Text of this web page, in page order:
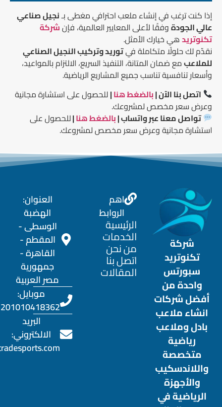
إذا كنت ترغب في إنشاء ملعب احترافي مغطى بـنجيل صناعي
عالي الجودةوفقًا لأعلى المعايير العالمية، فإنشركة
تكنوتريدهي خيارك الأمثل.
نقدّم لك حلولًا متكاملة فيتوريد وتركيب النجيل الصناعي
للملاعبمع ضمان المتانة، التنفيذ السريع، الالتزام بالمواعيد،
وأسعار تنافسية تناسب جميع المشاريع الرياضية.
اتصل بنا الآن |بالضغط هنا|للحصول على استشارة مجانية
وعرض سعر مخصص لمشروعك.
تواصل معنا عبر واتساب |بالضغط هنا|للحصول على
استشارة مجانية وعرض سعر مخصص لمشروعك.
شركة
تكنوتريد
سبورتس
واحدة من
أفضل شركات
انشاء ملاعب
بادل وملاعب
رياضية
متخصصة
واللاندسكيب
والأجهزة
الرياضية في
اهم
الروابط
الرئيسية
الخدمات
من نحن
اتصل بنا
المقالات
العنوان:
الهضبة
الوسطى -
المقطم -
القاهرة -
جمهورية
مصر العربية
موبايل:
201010418362+
البريد
الالكتروني: